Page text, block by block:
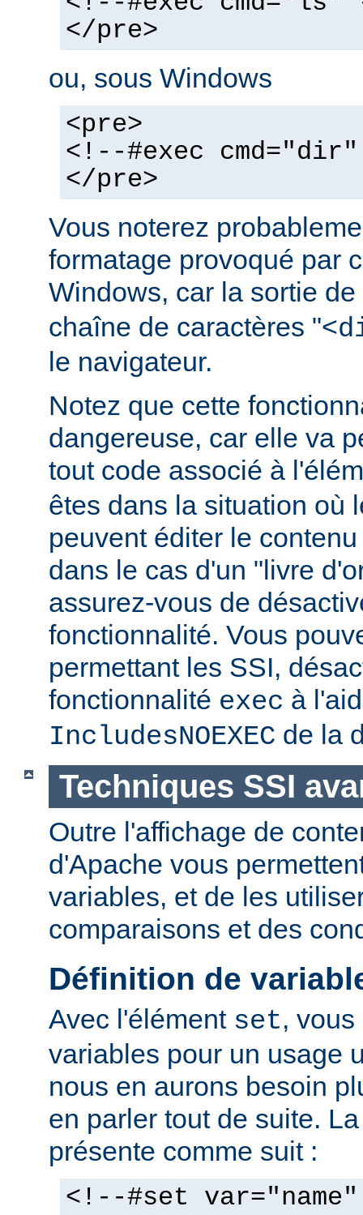
</pre>
ou, sous Windows
<pre>
<!--#exec
</pre>
Vous noterez
formatage provoqué par
Windows, car la sortie de
chaîne de caractères "<
le navigateur.
Notez que cette
dangereuse, car elle va
tout code associé à
êtes dans la situation où
peuvent éditer le
dans le cas d'un "livre
assurez-vous de
fonctionnalité. Vous
permettant les SSI,
fonctionnalité exec à
IncludesNOEXEC de la
Techniques SSI
Outre l'affichage de
d'Apache vous
variables, et de les
comparaisons et des
Définition de
Avec l'élément set,
variables pour un usage
nous en aurons besoin
en parler tout de suite.
présente comme suit :
<!--#set